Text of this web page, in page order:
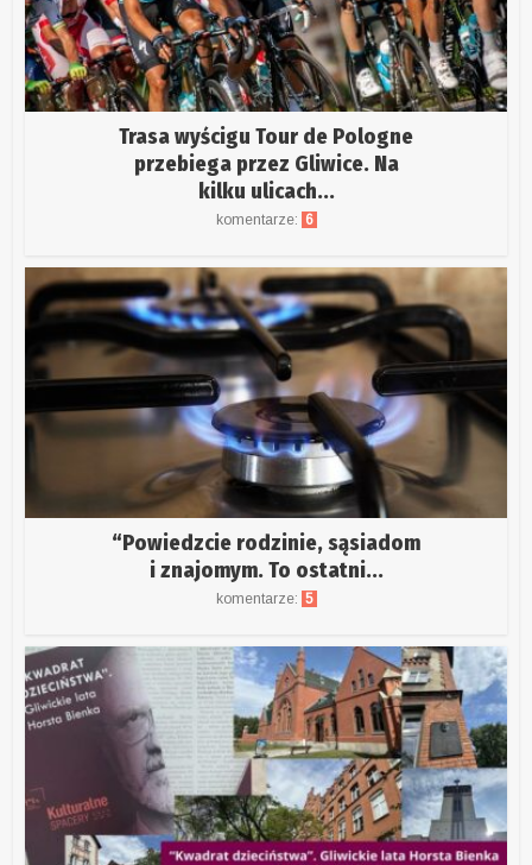
Trasa wyścigu Tour de Pologne
przebiega przez Gliwice. Na
kilku ulicach...
komentarze: 6
“Powiedzcie rodzinie, sąsiadom
i znajomym. To ostatni...
komentarze: 5